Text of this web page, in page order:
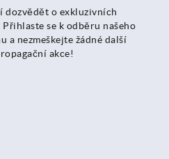
dozvědět o exkluzivních
se k odběru našeho
a nezmeškejte žádné další
akce!